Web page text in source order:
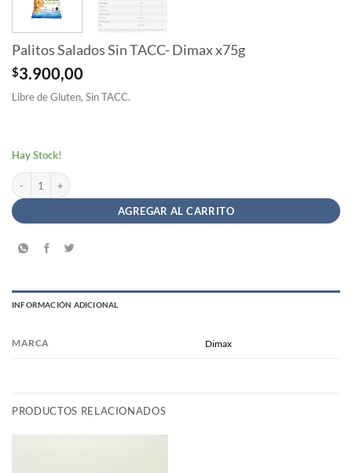
Palitos Salados Sin TACC- Dimax x75g
$3.900,00
Libre de Gluten, Sin TACC.
Hay Stock!
Palitos Salados Sin TACC- Dimax x75g cantidad
AGREGAR AL CARRITO
INFORMACIÓN ADICIONAL
MARCA Dimax
PRODUCTOS RELACIONADOS